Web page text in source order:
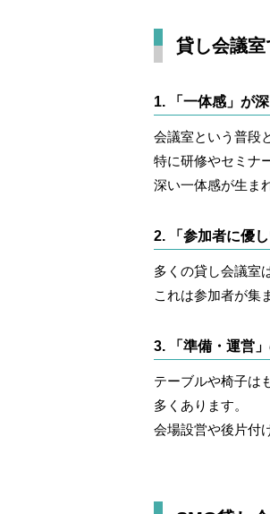
貸し会議室
1. 「一体感」が
会議室という普段
特に研修やセミナ
深い一体感が生ま
2. 「参加者に優
多くの貸し会議室
これは参加者が集
3. 「準備・運営
テーブルや椅子は
多くあります。
会場設営や後片付